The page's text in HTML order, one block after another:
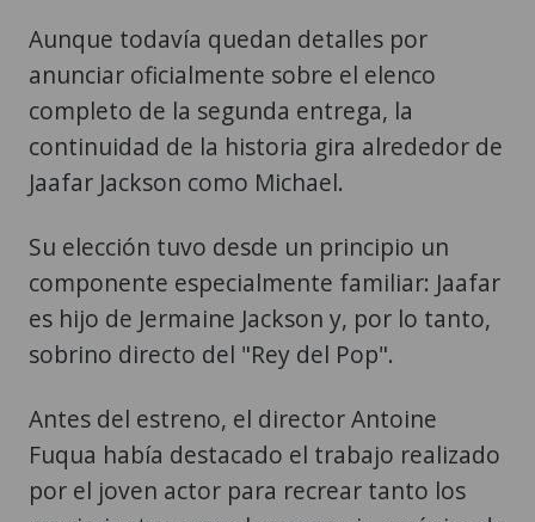
Aunque todavía quedan detalles por
anunciar oficialmente sobre el elenco
completo de la segunda entrega, la
continuidad de la historia gira alrededor de
Jaafar Jackson como Michael.
Su elección tuvo desde un principio un
componente especialmente familiar: Jaafar
es hijo de Jermaine Jackson y, por lo tanto,
sobrino directo del "Rey del Pop".
Antes del estreno, el director Antoine
Fuqua había destacado el trabajo realizado
por el joven actor para recrear tanto los